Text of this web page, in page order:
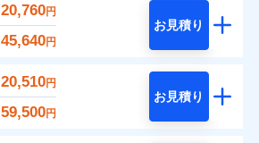
20,760円
45,640円
お見積り
20,510円
59,500円
お見積り